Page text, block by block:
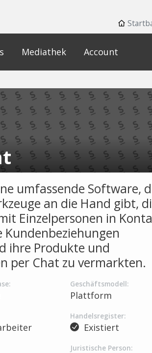
Mediathek Account
umfassende Software,
an die Hand gibt,
Einzelpersonen in
Kundenbeziehungen
ihre Produkte und
per Chat zu vermarkten.
Geschäftsmodell:
Plattform
Handelsregister:
Existiert
Juristische Person: